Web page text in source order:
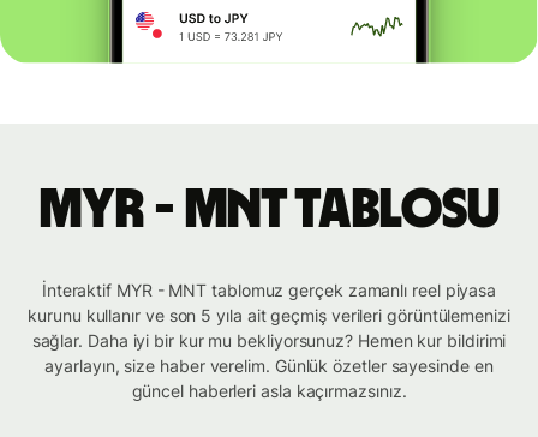
MYR - MNT tablosu
İnteraktif MYR - MNT tablomuz gerçek zamanlı reel piyasa
kurunu kullanır ve son 5 yıla ait geçmiş verileri görüntülemenizi
sağlar. Daha iyi bir kur mu bekliyorsunuz? Hemen kur bildirimi
ayarlayın, size haber verelim. Günlük özetler sayesinde en
güncel haberleri asla kaçırmazsınız.